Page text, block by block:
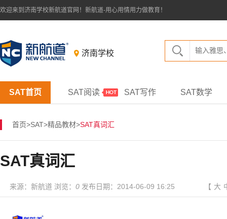
欢迎来到济南学校新航道官网！新航道-用心用情用力做教育！
济南学校
SAT首页 SAT阅读 SAT写作 SAT数学
首页>SAT>精品教材>SAT真词汇
SAT真词汇
来源：新航道 浏览： 0 发布日期：2014-06-09 16:25 【 大